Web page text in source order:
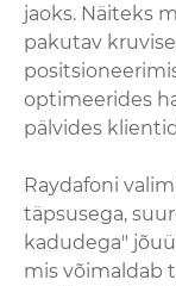
jaoks. Näiteks
pakutav
optimeerides
pälvides
Raydafoni
täpsusega,
kadudega"
mis võimaldab